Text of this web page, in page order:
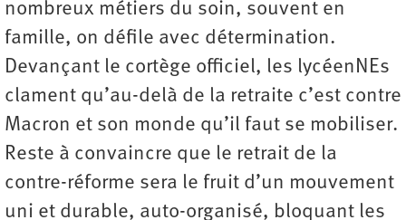
nombreux métiers du soin, souvent en
famille, on défile avec détermination.
Devançant le cortège officiel, les lycéenNEs
clament qu’au-delà de la retraite c’est contre
Macron et son monde qu’il faut se mobiliser.
Reste à convaincre que le retrait de la
contre-réforme sera le fruit d’un mouvement
uni et durable, auto-organisé, bloquant les